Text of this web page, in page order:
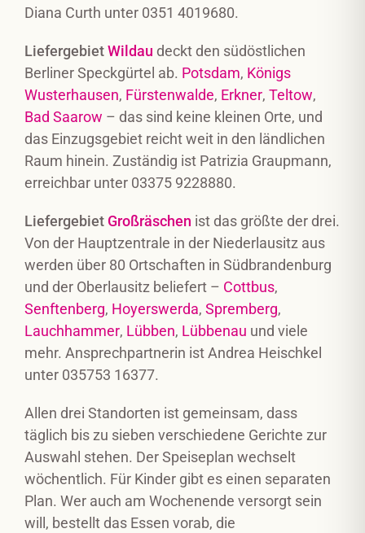
Diana Curth unter 0351 4019680.
LiefergebietWildau deckt den südöstlichen
Berliner Speckgürtel ab. Potsdam, Königs
Wusterhausen, Fürstenwalde, Erkner, Teltow,
Bad Saarow – das sind keine kleinen Orte, und
das Einzugsgebiet reicht weit in den ländlichen
Raum hinein. Zuständig ist Patrizia Graupmann,
erreichbar unter 03375 9228880.
Liefergebiet Großräschen ist das größte der drei.
Von der Hauptzentrale in der Niederlausitz aus
werden über 80 Ortschaften in Südbrandenburg
und der Oberlausitz beliefert – Cottbus,
Senftenberg, Hoyerswerda, Spremberg,
Lauchhammer, Lübben, Lübbenau und viele
mehr. Ansprechpartnerin ist Andrea Heischkel
unter 035753 16377.
Allen drei Standorten ist gemeinsam, dass
täglich bis zu sieben verschiedene Gerichte zur
Auswahl stehen. Der Speiseplan wechselt
wöchentlich. Für Kinder gibt es einen separaten
Plan. Wer auch am Wochenende versorgt sein
will, bestellt das Essen vorab, die